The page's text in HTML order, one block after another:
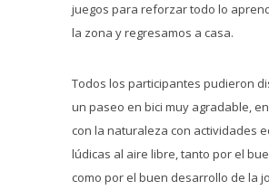
juegos para reforzar todo lo
la zona y regresamos a casa.
Todos los participantes pudieron
un paseo en bici muy agradable,
con la naturaleza con actividades
lúdicas al aire libre, tanto por el
como por el buen desarrollo de la